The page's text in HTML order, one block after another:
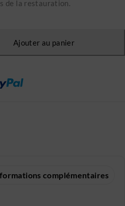
de la restauration.
Ajouter au panier
complémentaires